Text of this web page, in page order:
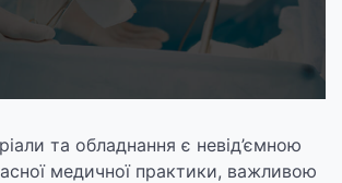
та обладнання є невід’ємною
медичної практики, важливою